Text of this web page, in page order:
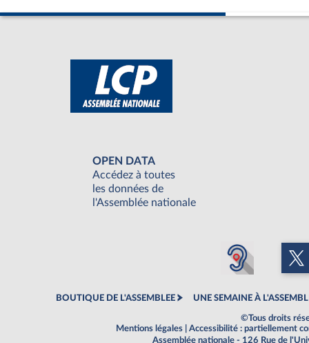
OPEN DATA
Accédez à toutes
les données de
l'Assemblée nationale
BOUTIQUE DE L'ASSEMBLEE UNE SEMAINE À
©Tous droits
Mentions légales
Accessibilité : partiellement
Assemblée nationale - 126 Rue de